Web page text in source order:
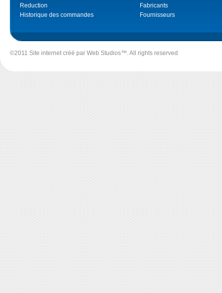
Reduction
Historique des commandes
Fabricants
Fournisseurs
©2011 Site internet créé par Web Studios™. All rights reserved